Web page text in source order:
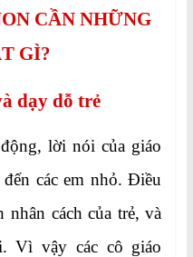
CẦN NHỮNG
GÌ?
dạy dỗ trẻ
lời nói của giáo
các em nhỏ. Điều
cách của trẻ, và
Vì vậy các cô giáo